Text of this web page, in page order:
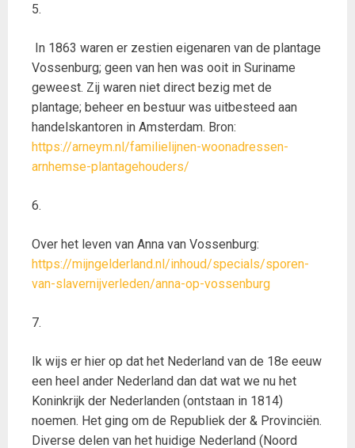
5.
In 1863 waren er zestien eigenaren van de plantage
Vossenburg; geen van hen was ooit in Suriname
geweest. Zij waren niet direct bezig met de
plantage; beheer en bestuur was uitbesteed aan
handelskantoren in Amsterdam. Bron:
https://arneym.nl/familielijnen-woonadressen-
arnhemse-plantagehouders/
6.
Over het leven van Anna van Vossenburg:
https://mijngelderland.nl/inhoud/specials/sporen-
van-slavernijverleden/anna-op-vossenburg
7.
Ik wijs er hier op dat het Nederland van de 18e eeuw
een heel ander Nederland dan dat wat we nu het
Koninkrijk der Nederlanden (ontstaan in 1814)
noemen. Het ging om de Republiek der & Provinciën.
Diverse delen van het huidige Nederland (Noord